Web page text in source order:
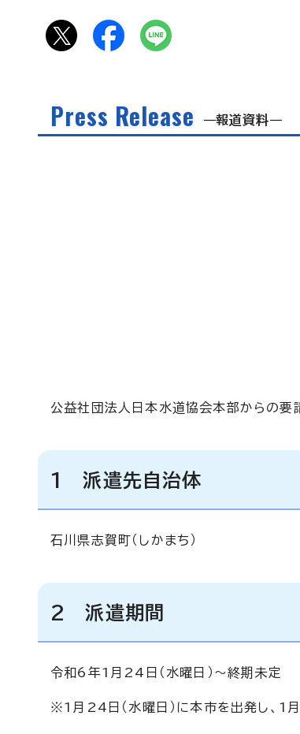
Press Release 報道資料
公益社団法人日本水道協会本部からの要
1 派遣先自治体
石川県志賀町（しかまち）
2 派遣期間
令和6年1月24日（水曜日）～終期未定
※1月24日（水曜日）に本市を出発し、1